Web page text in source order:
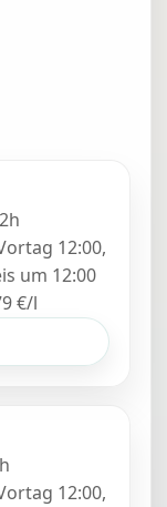
12:00,
um 12:00
€/l
12:00,